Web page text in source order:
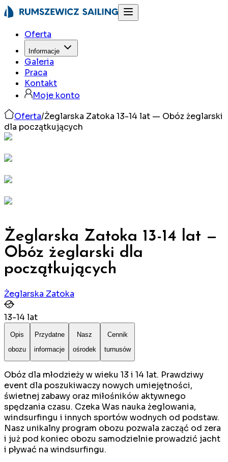
Oferta
Informacje
Galeria
Praca
Kontakt
Moje konto
Oferta/Żeglarska Zatoka 13-14 lat — Obóz żeglarski
dla początkujących
Żeglarska Zatoka 13-14 lat —
Obóz żeglarski dla
początkujących
Żeglarska Zatoka
13-14lat
Opis
obozu
Przydatne
informacje
Nasz
ośrodek
Cennik
turnusów
Obóz dla młodzieży w wieku 13 i 14 lat. Prawdziwy
event dla poszukiwaczy nowych umiejętności,
świetnej zabawy oraz miłośników aktywnego
spędzania czasu. Czeka Was nauka żeglowania,
windsurfingu i innych sportów wodnych od podstaw.
Nasz unikalny program obozu pozwala zacząć od zera
i już pod koniec obozu samodzielnie prowadzić jacht
i pływać na windsurfingu.